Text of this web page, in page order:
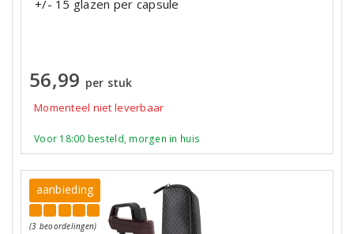
+/- 15 glazen per capsule
56,99 per stuk
Momenteel niet leverbaar
Voor 18:00 besteld, morgen in huis
aanbieding
(3 beoordelingen)